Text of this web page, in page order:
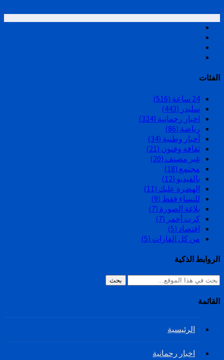
الفئات
24 ساعة
(516)
سليدر (443)
اخبار رحمانية (324)
رياضة (86)
أخبار وطنية (34)
ثقافة وفنون (21)
غير مصنف (20)
مجتمع (18)
بالفيديو (12)
الهضرة عليك (11)
للنساء فقط (9)
بلاغة الصورة (7)
كرت أحمر (7)
اقتصاد (5)
من كل القارات (5)
الروابط الذكية
بحث
القائمة
الرئيسية
اخبار رحمانية